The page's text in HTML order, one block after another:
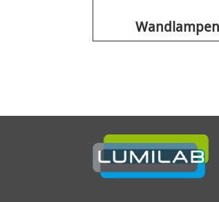
Wandlampen